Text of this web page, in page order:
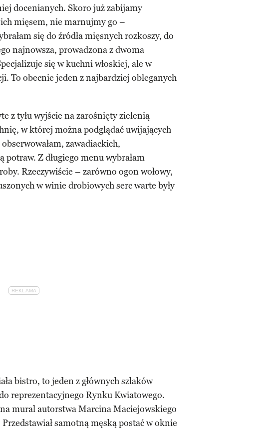
docenianych. Skoro już zabijamy
mięsem, nie marnujmy go –
się do źródła mięsnych rozkoszy, do
najnowsza, prowadzona z dwoma
się w kuchni włoskiej, ale w
To obecnie jeden z najbardziej obleganych
z tyłu wyjście na zarośnięty zielenią
w której można podglądać uwijających
zawadiackich,
Z długiego menu wybrałam
Rzeczywiście – zarówno ogon wołowy,
w winie drobiowych serc warte były
bistro, to jeden z głównych szlaków
reprezentacyjnego Rynku Kwiatowego.
mural autorstwa Marcina Maciejowskiego
samotną męską postać w oknie